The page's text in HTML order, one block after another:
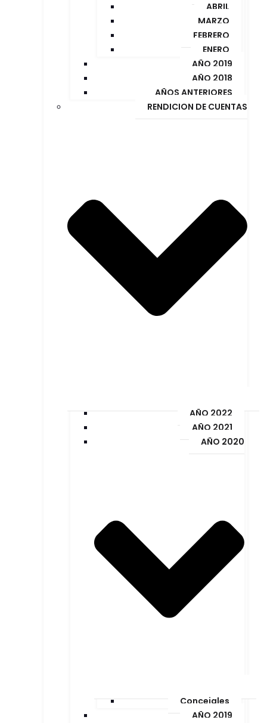
ABRIL
MARZO
FEBRERO
ENERO
AÑO 2019
AÑO 2018
AÑOS ANTERIORES
RENDICION DE CUENTAS
AÑO 2022
AÑO 2021
AÑO 2020
Concejales
AÑO 2019